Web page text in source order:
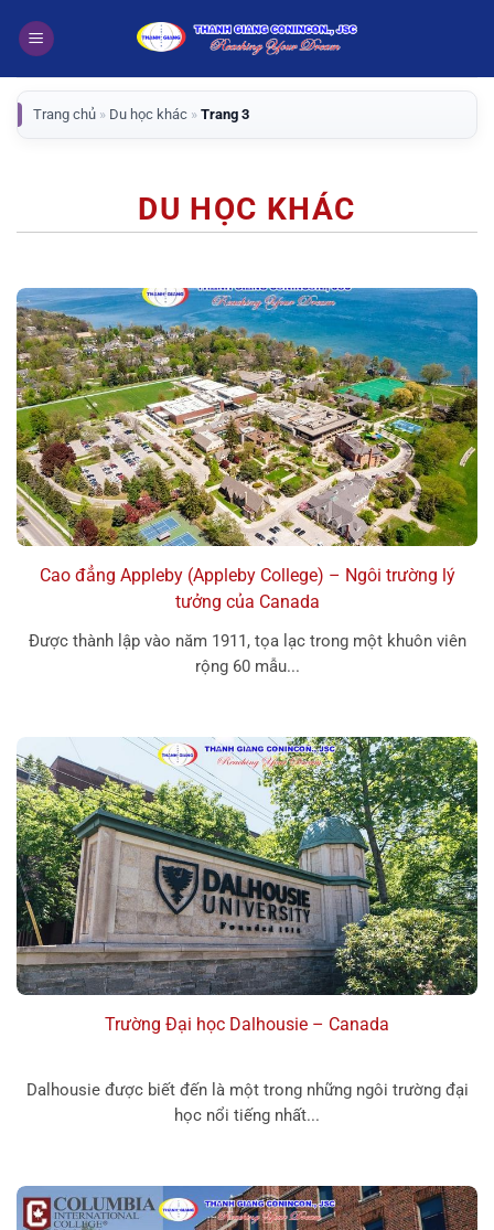
qua
dung
Trang chủ » Du học khác » Trang 3
DU HỌC KHÁC
Cao đẳng Appleby (Appleby College) – Ngôi trường lý
tưởng của Canada
Được thành lập vào năm 1911, tọa lạc trong một khuôn viên
rộng 60 mẫu...
Trường Đại học Dalhousie – Canada
Dalhousie được biết đến là một trong những ngôi trường đại
học nổi tiếng nhất...